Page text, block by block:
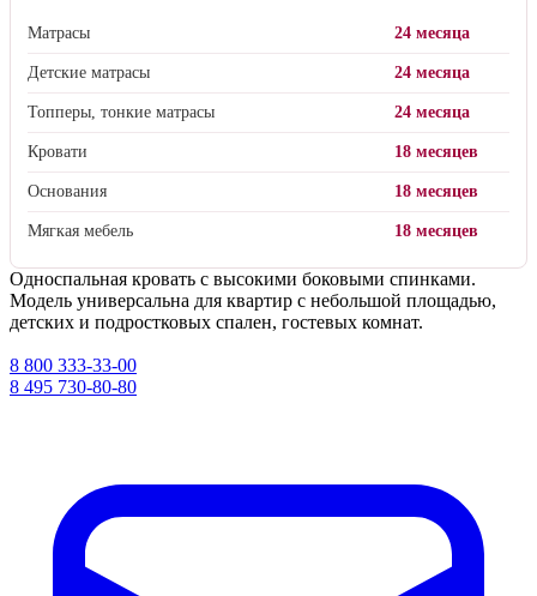
Матрасы 24 месяца
Детские матрасы 24 месяца
Топперы, тонкие матрасы 24 месяца
Кровати 18 месяцев
Основания 18 месяцев
Мягкая мебель 18 месяцев
Односпальная кровать с высокими боковыми спинками.
Модель универсальна для квартир с небольшой площадью,
детских и подростковых спален, гостевых комнат.
8 800 333-33-00
8 495 730-80-80